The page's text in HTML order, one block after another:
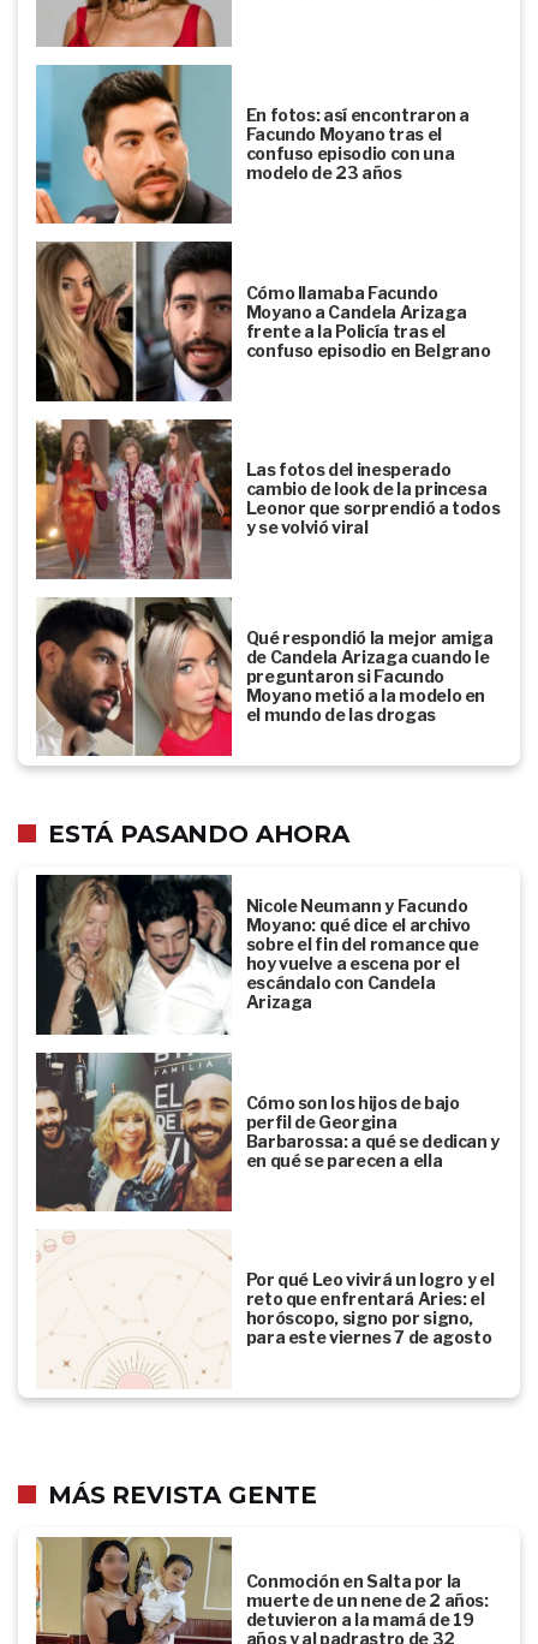
En fotos: así encontraron a
Facundo Moyano tras el
confuso episodio con una
modelo de 23 años
Cómo llamaba Facundo
Moyano a Candela Arizaga
frente a la Policía tras el
confuso episodio en Belgrano
Las fotos del inesperado
cambio de look de la princesa
Leonor que sorprendió a todos
y se volvió viral
Qué respondió la mejor amiga
de Candela Arizaga cuando le
preguntaron si Facundo
Moyano metió a la modelo en
el mundo de las drogas
ESTÁ PASANDO AHORA
Nicole Neumann y Facundo
Moyano: qué dice el archivo
sobre el fin del romance que
hoy vuelve a escena por el
escándalo con Candela
Arizaga
Cómo son los hijos de bajo
perfil de Georgina
Barbarossa: a qué se dedican y
en qué se parecen a ella
Por qué Leo vivirá un logro y el
reto que enfrentará Aries: el
horóscopo, signo por signo,
para este viernes 7 de agosto
MÁS REVISTA GENTE
Conmoción en Salta por la
muerte de un nene de 2 años:
detuvieron a la mamá de 19
años y al padrastro de 32